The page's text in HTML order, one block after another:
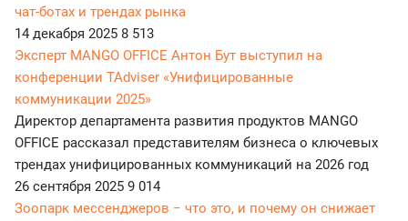
чат-ботах и трендах рынка
14 декабря 2025 8 513
Эксперт MANGO OFFICE Антон Бут выступил на
конференции TAdviser «Унифицированные
коммуникации 2025»
Директор департамента развития продуктов MANGO
OFFICE рассказал представителям бизнеса о ключевых
трендах унифицированных коммуникаций на 2026 год
26 сентября 2025 9 014
Зоопарк мессенджеров − что это, и почему он снижает